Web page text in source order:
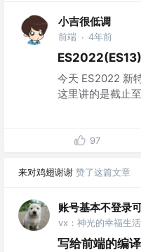
小吉很低调
前端 · 4年前
今天 ES2022 新
这里讲的是截止
97
来对鸡翅谢谢 赞了这篇文章
账号基本不登录
vx：神光的幸福生活
写给前端的编